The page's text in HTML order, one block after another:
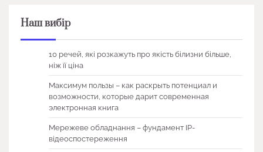
Наш вибір
10 речей, які розкажуть про якість білизни більше,
ніж її ціна
Максимум пользы – как раскрыть потенциал и
возможности, которые дарит современная
электронная книга
Мережеве обладнання – фундамент IP-
відеоспостереження